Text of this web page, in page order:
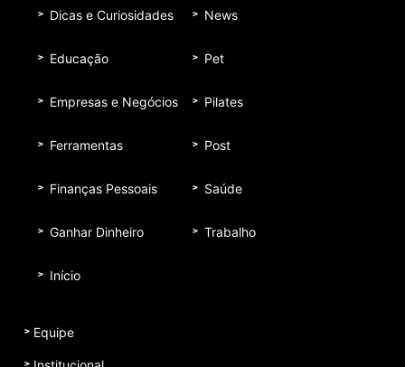
Dicas e Curiosidades
Educação
Empresas e Negócios
Ferramentas
Finanças Pessoais
Ganhar Dinheiro
Início
News
Pet
Pilates
Post
Saúde
Trabalho
Equipe